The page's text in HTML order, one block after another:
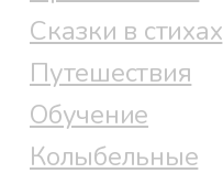
Сказки в стихах
Путешествия
Обучение
Колыбельные